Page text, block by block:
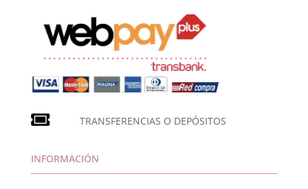
TRANSFERENCIAS O DEPÓSITOS
INFORMACIÓN